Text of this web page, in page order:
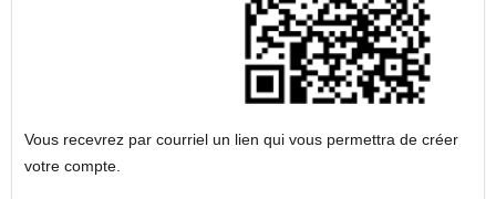
Vous recevrez par courriel un lien qui vous permettra de créer
votre compte.